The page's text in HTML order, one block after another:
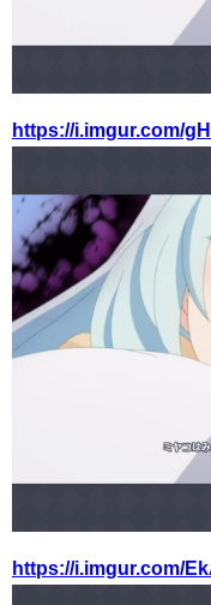
https://i.imgur.com/
https://i.imgur.com/